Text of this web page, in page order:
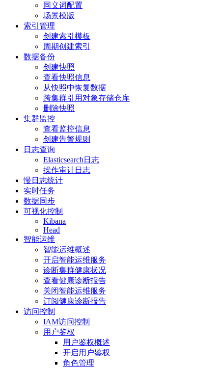
同义词配置
场景模版
索引管理
创建索引模板
周期创建索引
数据备份
创建快照
查看快照信息
从快照中恢复数据
跨集群引用对象存储仓库
删除快照
集群监控
查看监控信息
创建告警规则
日志查询
Elasticsearch日志
操作审计日志
慢日志统计
实时任务
数据同步
可视化控制
Kibana
Head
智能运维
智能运维概述
开启智能运维服务
诊断集群健康状况
查看健康诊断报告
关闭智能运维服务
订阅健康诊断报告
访问控制
IAM访问控制
用户鉴权
用户鉴权概述
开启用户鉴权
角色管理